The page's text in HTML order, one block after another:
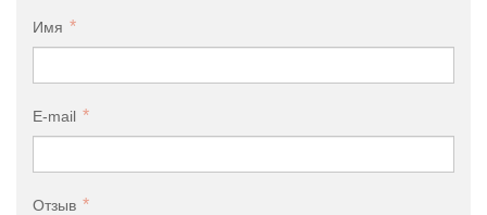
Имя
E-mail
Отзыв